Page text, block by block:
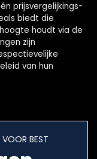
prijsvergelijkings-
biedt die
houdt via de
zijn
van hun
BEST